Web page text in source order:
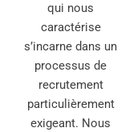
qui nous
caractérise
s’incarne dans un
processus de
recrutement
particulièrement
exigeant. Nous